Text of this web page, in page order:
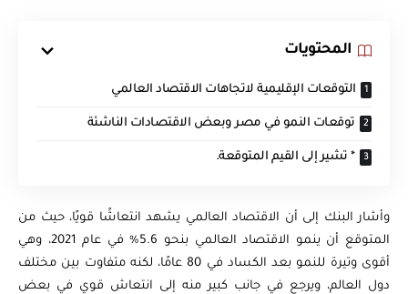
المحتويات
التوقعات الإقليمية لاتجاهات الاقتصاد العالمي
توقعات النمو في مصر وبعض الاقتصادات الناشئة
* تشير إلى القيم المتوقعة.
وأشار البنك إلى أن الاقتصاد العالمي يشهد انتعاشًا قويًا، حيث من
المتوقع أن ينمو الاقتصاد العالمي بنحو 5.6% في عام 2021، وهي
أقوى وتيرة للنمو بعد الكساد في 80 عامًا، لكنه متفاوت بين مختلف
دول العالم، ويرجع في جانب كبير منه إلى انتعاش قوي في بعض